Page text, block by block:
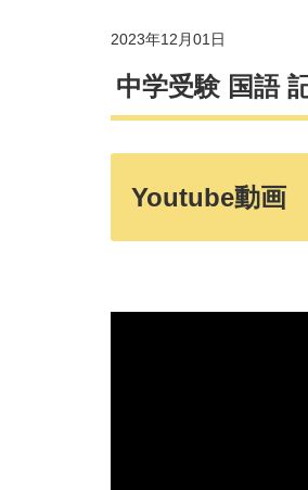
2023年12月01日
中学受験 国語
Youtube動画